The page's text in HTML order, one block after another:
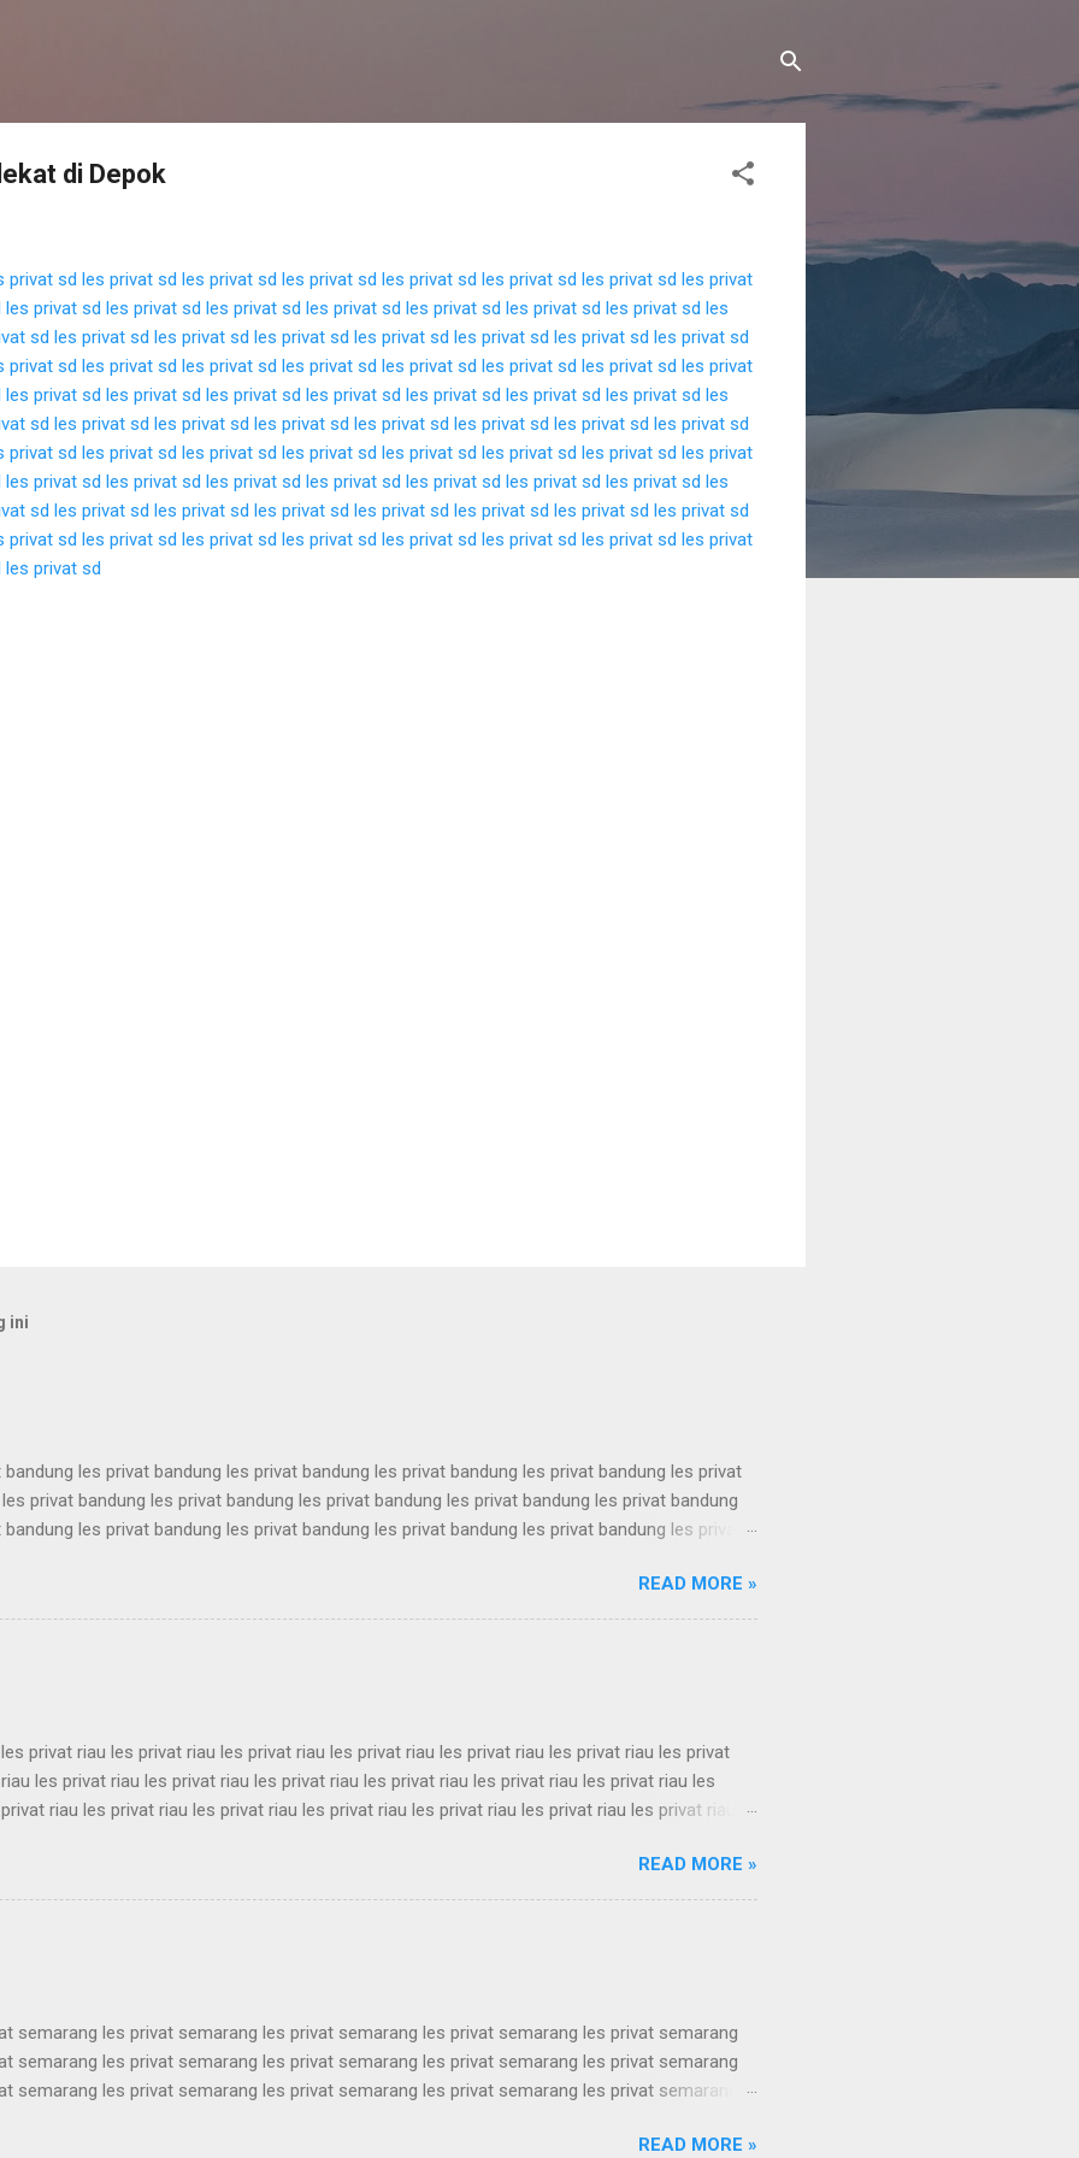
di Depok
privat sd les privat sd les privat sd les privat sd les privat sd les privat sd les privat sd les privat
les privat sd les privat sd les privat sd les privat sd les privat sd les privat sd les privat sd les
sd les privat sd les privat sd les privat sd les privat sd les privat sd les privat sd les privat sd
privat sd les privat sd les privat sd les privat sd les privat sd les privat sd les privat sd les privat
les privat sd les privat sd les privat sd les privat sd les privat sd les privat sd les privat sd les
sd les privat sd les privat sd les privat sd les privat sd les privat sd les privat sd les privat sd
privat sd les privat sd les privat sd les privat sd les privat sd les privat sd les privat sd les privat
les privat sd les privat sd les privat sd les privat sd les privat sd les privat sd les privat sd les
sd les privat sd les privat sd les privat sd les privat sd les privat sd les privat sd les privat sd
privat sd les privat sd les privat sd les privat sd les privat sd les privat sd les privat sd les privat
les privat sd
ini
les privat bandung les privat bandung les privat bandung les privat bandung les privat
privat bandung les privat bandung les privat bandung les privat bandung les privat bandung
les privat bandung les privat bandung les privat bandung les privat bandung les privat
bandung les privat bandung les privat bandung les privat bandung les privat bandung les privat
privat bandung les privat bandung les privat bandung les privat bandung les privat bandung
les privat bandung les privat bandung les privat bandung les privat bandung les privat
privat bandung les privat bandung les privat bandung ...
READ MORE »
privat riau les privat riau les privat riau les privat riau les privat riau les privat riau les privat
les privat riau les privat riau les privat riau les privat riau les privat riau les privat riau les
riau les privat riau les privat riau les privat riau les privat riau les privat riau les privat riau
riau les privat riau les privat riau les privat riau les privat riau les privat riau les privat riau les
riau les privat riau les privat riau les privat riau les privat riau les privat riau les privat riau
privat riau les privat riau les privat riau les privat riau les privat ria...
READ MORE »
semarang les privat semarang les privat semarang les privat semarang les privat semarang
semarang les privat semarang les privat semarang les privat semarang les privat semarang
semarang les privat semarang les privat semarang les privat semarang les privat semarang
semarang les privat semarang les privat semarang les privat semarang les privat semarang
READ MORE »